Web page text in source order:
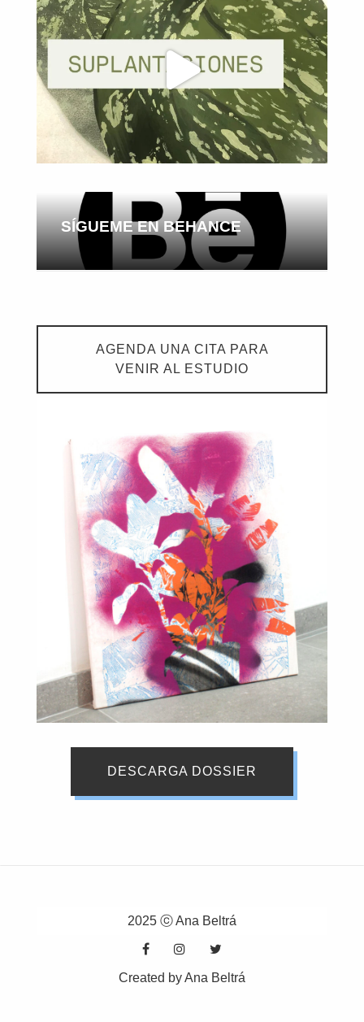
SÍGUEME EN BEHANCE
AGENDA UNA CITA PARA
VENIR AL ESTUDIO
DESCARGA DOSSIER
2025 ⓒ Ana Beltrá
Created by Ana Beltrá